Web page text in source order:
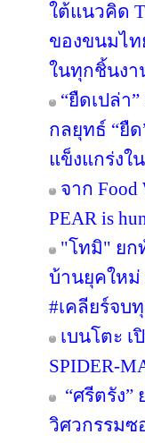
ใต้แนวคิด
ของขนมไ
ในทุกชิ้นงา
“ยืดเปล่า
กลยุทธ์ “ยื
แข็งแกร่งใ
จาก Food
PEAR is
"โทมิ" ยก
บ้านยุคใหม่
#เคลียร์จบ
เบนโตะ เ
SPIDER-
“ศรีตรัง
วิศวกรรมซ